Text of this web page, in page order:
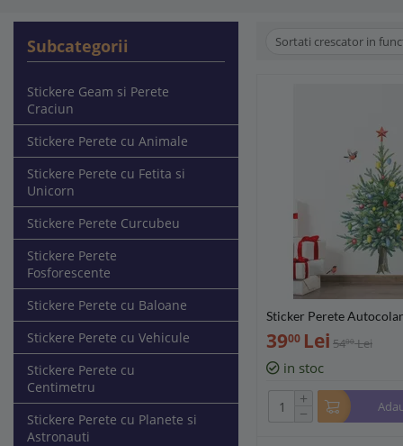
Subcategorii
Stickere Geam si Perete
Craciun
Stickere Perete cu Animale
Stickere Perete cu Fetita si
Unicorn
Stickere Perete Curcubeu
Stickere Perete
Fosforescente
Stickere Perete cu Baloane
Stickere Perete cu Vehicule
Stickere Perete cu
Centimetru
Stickere Perete cu Planete si
Astronauti
Sortati crescator in
Sticker Perete
Brad Decorat cu Globuri
47x60cm
3900 Lei 5400 Lei
in stoc
+
−